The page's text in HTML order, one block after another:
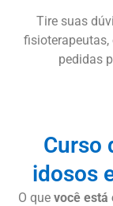
Tire suas
fisioterapeutas,
pedidas
Curso
idosos
O que você está